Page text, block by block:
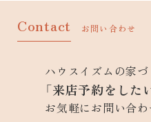
Contact お問い合わせ
ハウスイズムの家
「来店予約をした
お気軽にお問い合